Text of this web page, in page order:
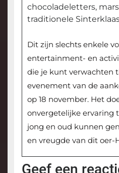
chocoladeletters,
traditionele
Dit zijn slechts enkele
entertainment- en
die je kunt verwachten
evenement van de
op 18 november. Het
onvergetelijke ervaring
jong en oud kunnen
en vreugde van dit oer-
Geef een